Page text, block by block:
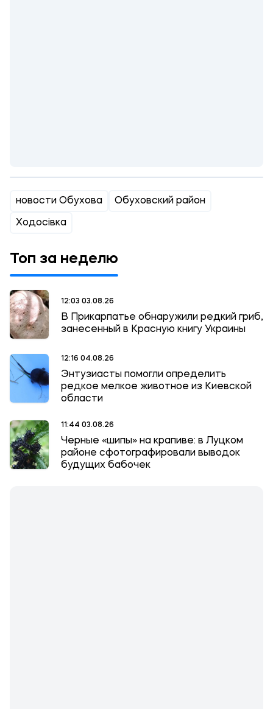
новости Обухова Обуховский район
Ходосівка
Топ за неделю
12:03 03.08.26
В Прикарпатье обнаружили редкий гриб,
занесенный в Красную книгу Украины
12:16 04.08.26
Энтузиасты помогли определить
редкое мелкое животное из Киевской
области
11:44 03.08.26
Черные «шипы» на крапиве: в Луцком
районе сфотографировали выводок
будущих бабочек